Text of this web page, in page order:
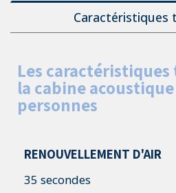
Caractéristiques
Les
la cabine
personnes
RENOUVELLEMENT D'AIR
35 secondes